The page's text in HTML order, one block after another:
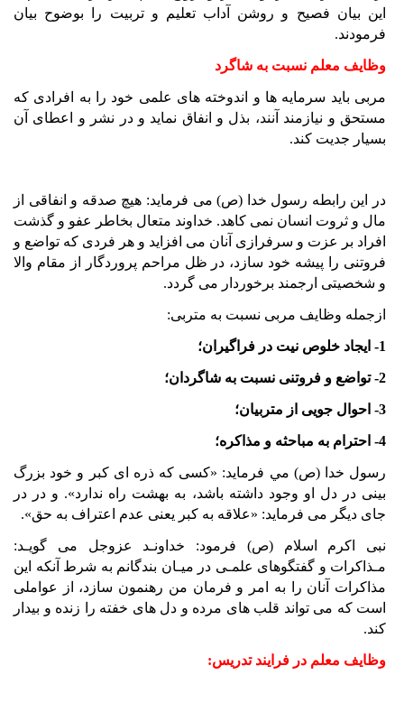
اين بيان فصيح و روشن آداب تعليم و تربيت را بوضوح بيان
فرمودند.
وظايف معلم نسبت به شاگرد
مربی بايد سرمايه ها و اندوخته های علمی خود را به افرادی که
مستحق و نيازمند آنند، بذل و انفاق نمايد و در نشر و اعطای آن
بسيار جديت کند.
در اين رابطه رسول خدا (ص) می فرمايد: هيچ صدقه و انفاقی از
مال و ثروت انسان نمی کاهد. خداوند متعال بخاطر عفو و گذشت
افراد بر عزت و سرفرازی آنان می افزايد و هر فردی که تواضع و
فروتنی را پيشه خود سازد، در ظل مراحم پروردگار از مقام والا
و شخصيتی ارجمند برخوردار می گردد.
ازجمله وظايف مربی نسبت به متربی:
1- ايجاد خلوص نيت در فراگيران؛
2- تواضع و فروتنی نسبت به شاگردان؛
3- احوال جويی از متربيان؛
4- احترام به مباحثه و مذاکره؛
رسول خدا (ص) مي فرمايد: «کسی که ذره ای کبر و خود بزرگ
بينی در دل او وجود داشته باشد، به بهشت راه ندارد». و در در
جای ديگر می فرمايد: «علاقه به کبر يعنی عدم اعتراف به حق».
نبی اکرم اسلام (ص) فرمود: خداونـد عزوجل می گويـد:
مـذاکرات و گفتگوهای علمـی در ميـان بندگانم به شرط آنکه اين
مذاکرات آنان را به امر و فرمان من رهنمون سازد، از عواملی
است که می تواند قلب های مرده و دل های خفته را زنده و بيدار
کند.
وظايف معلم در فرايند تدريس: